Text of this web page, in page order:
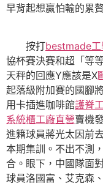
早背起想贏怕輸的累
按打bestmade工
協杯賽決賽和超「等
天秤的回應Y應該是X
起落級附加賽的國腳
用卡插進咖啡館護脊
系統櫃工廠直營賣機
進籍球員蔣光太因前
本期集訓。不出不測
合。眼下，中國隊面
球員洛國富、艾克森